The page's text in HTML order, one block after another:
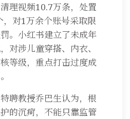
理视频10.7万条，处置
对1万余个账号采取限
。小红书建立了未成年
对涉儿童穿搭、内衣、
等级，重点打击过度成
教授乔巴生认为，根
的沉疴，不能只靠监管